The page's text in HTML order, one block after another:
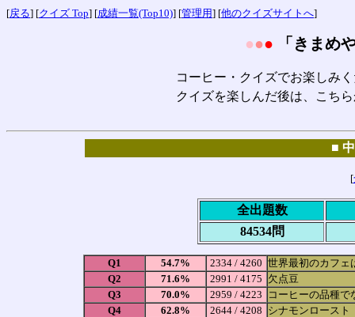
[戻る] [クイズ Top] [成績一覧(Top10)] [管理用] [他のクイズサイトへ]
●●● 「きまめ
コーヒー・クイズでお楽しみ
クイズを楽しんだ後は、こち
■
[
全出題数
84534問
Q1 54.7% 2334 / 4260 世界最初のカフェ
Q2
71.6% 2991 / 4175 欠点豆
Q3
70.0% 2959 / 4223
コーヒーの品種で
Q4
62.8% 2644 / 4208 シナモンロースト